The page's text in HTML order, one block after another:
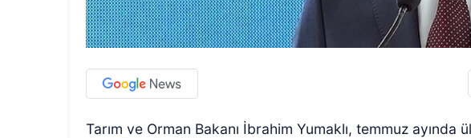
Tarım ve Orman Bakanı İbrahim Yumaklı, temmuz